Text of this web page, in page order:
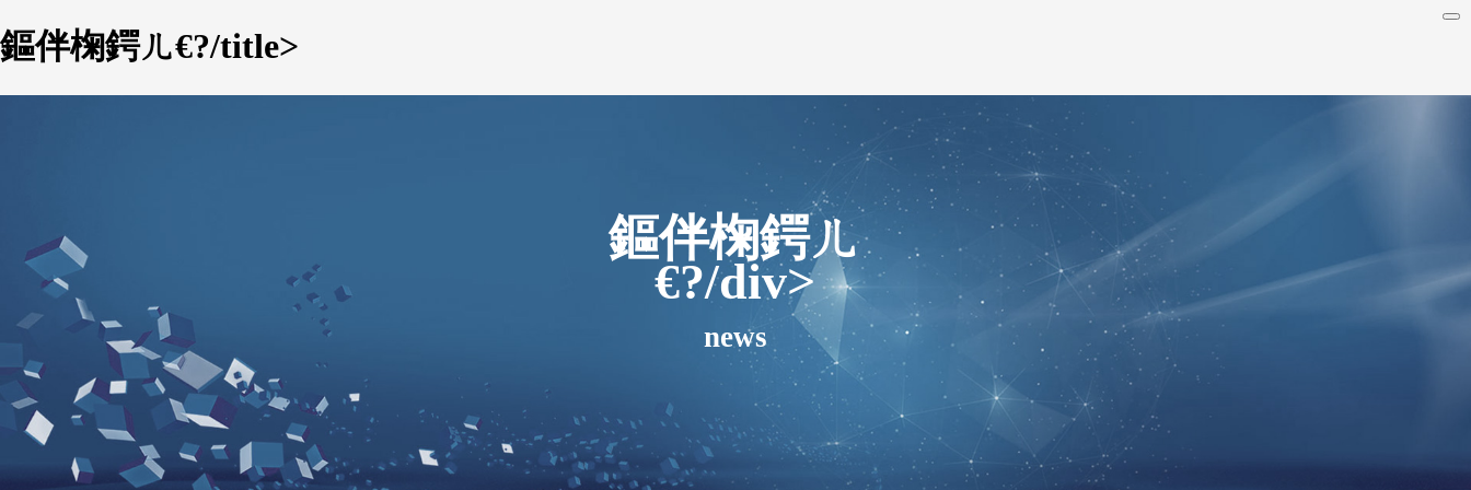
鏂伴椈鍔ㄦ€?/title>
鏂伴椈鍔ㄦ
€?/div>
news